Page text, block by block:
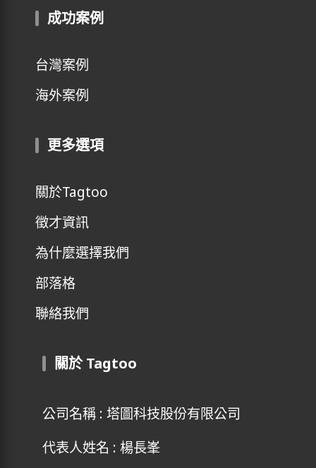
成功案例
台灣案例
海外案例
更多選項
關於Tagtoo
徵才資訊
為什麼選擇我們
部落格
聯絡我們
關於 Tagtoo
公司名稱 : 塔圖科技股份有限公司
代表人姓名 : 楊長峯